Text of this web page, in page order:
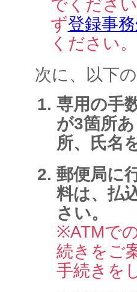
でくださ
ず登録事
ください。
次に、以下
専用の手
が3箇所
所、氏名
郵便局に
料は、払
さい。
※ATMで
続きをご
手続きを